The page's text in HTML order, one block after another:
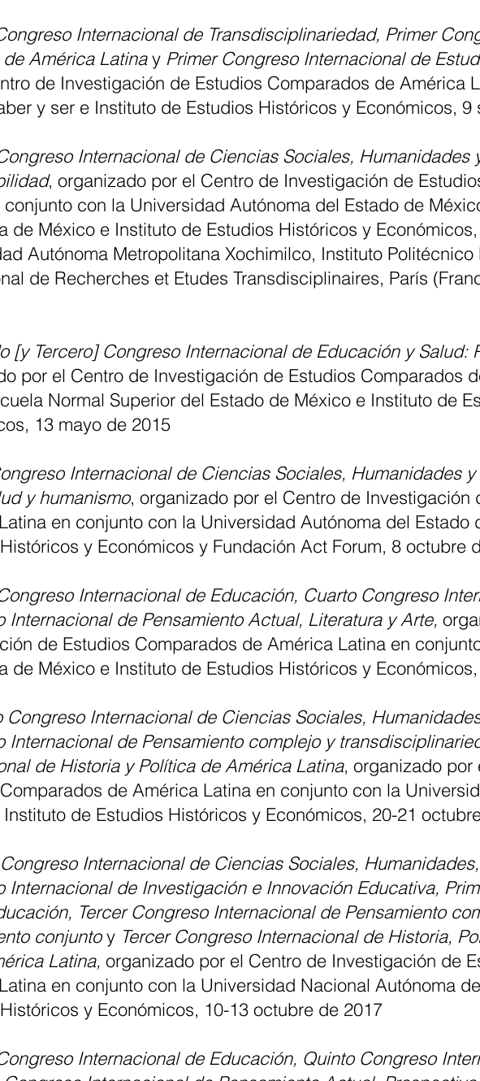
Internacional de Transdisciplinariedad, Primer
América Latinay Primer Congreso Internacional de
de Investigación de Estudios Comparados de América
y ser e Instituto de Estudios Históricos y Económicos, 9
Internacional de Ciencias Sociales, Humanidades
, organizado por el Centro de Investigación de
conjunto con la Universidad Autónoma del Estado de
de México e Instituto de Estudios Históricos y
Autónoma Metropolitana Xochimilco, Instituto
de Recherches et Etudes Transdisciplinaires, París
[y Tercero] Congreso Internacional de Educación y Salud:
por el Centro de Investigación de Estudios Comparados
Normal Superior del Estado de México e Instituto de
13 mayo de 2015
Internacional de Ciencias Sociales, Humanidades
y humanismo, organizado por el Centro de Investigación
en conjunto con la Universidad Autónoma del Estado
y Económicos y Fundación Act Forum, 8 octubre
Internacional de Educación, Cuarto Congreso
Internacional de Pensamiento Actual, Literatura y Arte,
de Estudios Comparados de América Latina en
de México e Instituto de Estudios Históricos y
Congreso Internacional de Ciencias Sociales,
Internacional de Pensamiento complejo y
de Historia y Política de América Latina, organizado por
de América Latina en conjunto con la
de Estudios Históricos y Económicos, 20-21
Internacional de Ciencias Sociales,
Internacional de Investigación e Innovación Educativa,
Tercer Congreso Internacional de Pensamiento
conjuntoy Tercer Congreso Internacional de Historia,
Latina, organizado por el Centro de Investigación de
en conjunto con la Universidad Nacional Autónoma
y Económicos, 10-13 octubre de 2017
Internacional de Educación, Quinto Congreso